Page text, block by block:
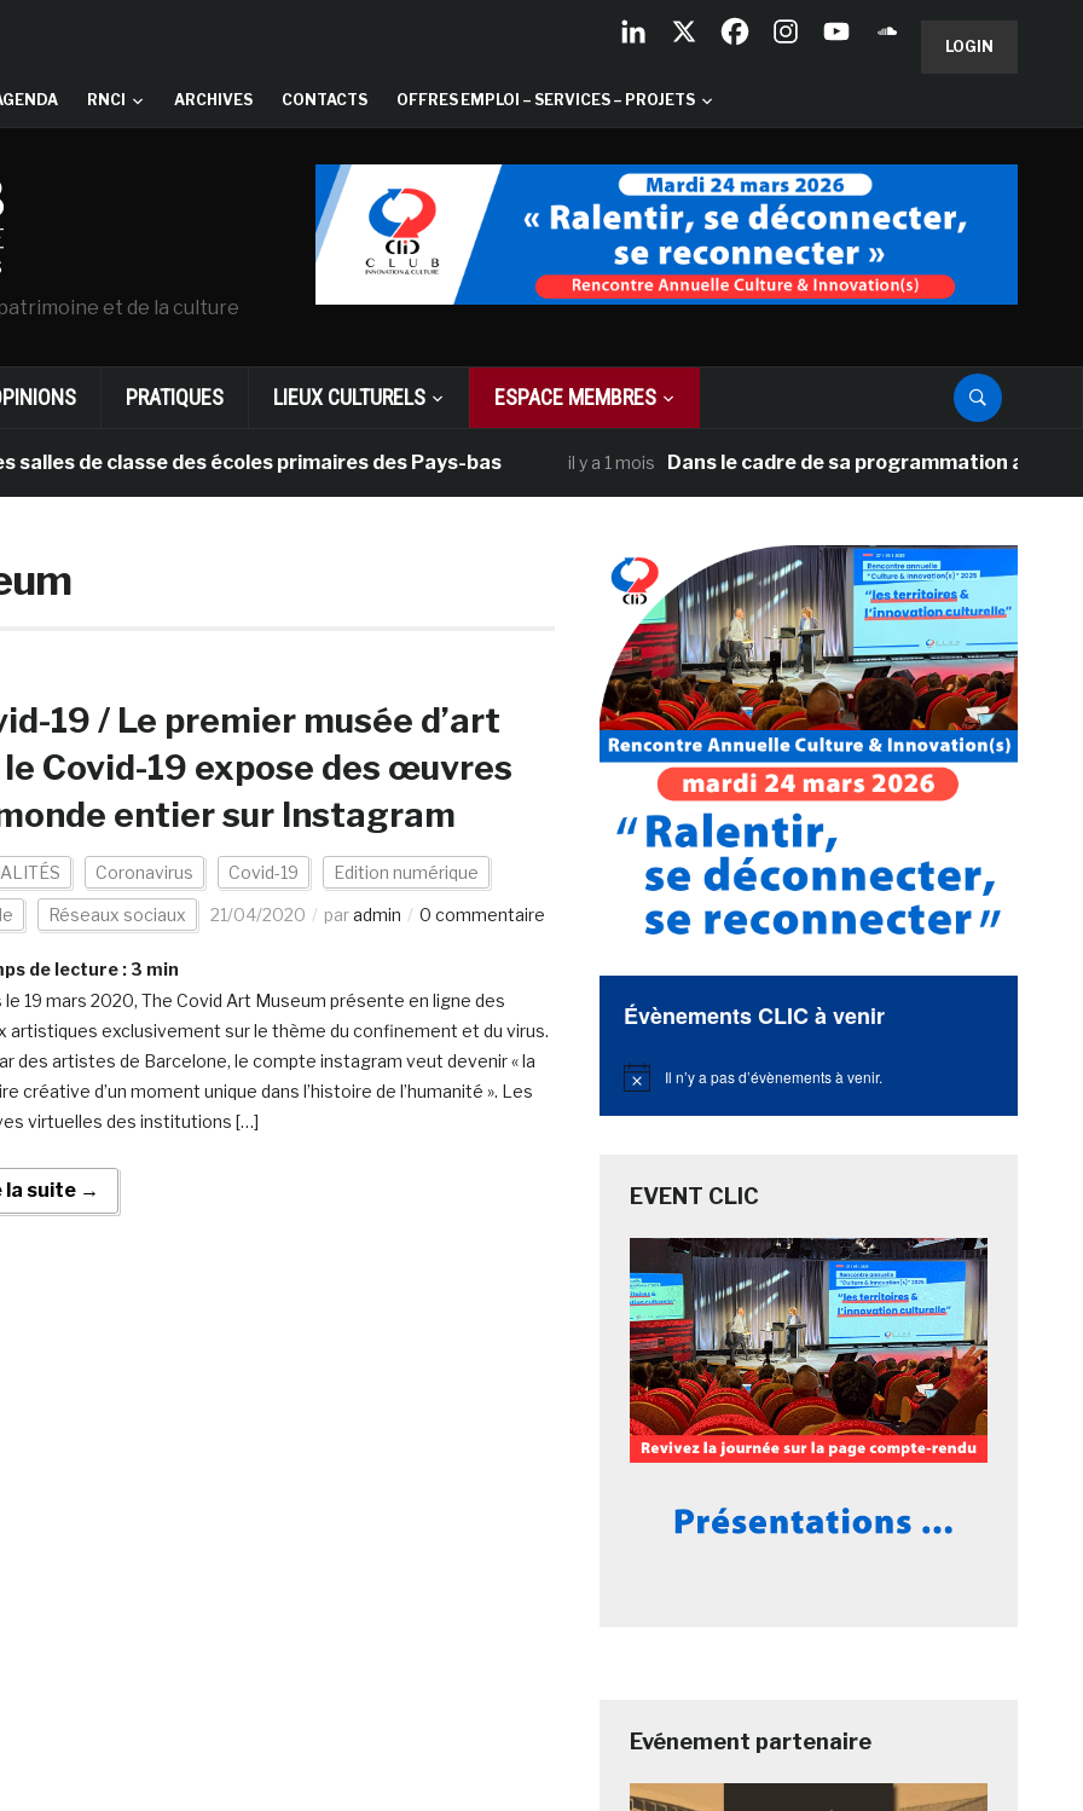
LOGIN
RNCI ARCHIVES CONTACTS OFFRES EMPLOI – SERVICES – PROJETS
et de la culture
PRATIQUES LIEUX CULTURELS ESPACE MEMBRES
de classe des écoles primaires des Pays-bas il y a 1 mois Dans le cadre de sa programmation américaine,
19 / Le premier musée d’art
Covid-19 expose des œuvres
entier sur Instagram
Coronavirus Covid-19 Edition numérique
Réseaux sociaux 21/04/2020 paradmin 0 commentaire
de lecture : 3 min
le 19 mars 2020, The Covid Art Museum présente en ligne des
artistiques exclusivement sur le thème du confinement et du virus.
des artistes de Barcelone, le compte instagram veut devenir « la
créative d’un moment unique dans l’histoire de l’humanité ». Les
virtuelles des institutions […]
la suite →
Évènements CLIC à venir
Notice Il n’y a pas d’évènements à venir.
EVENT CLIC
Evénement partenaire